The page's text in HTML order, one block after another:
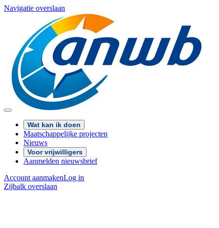
Navigatie overslaan
Wat kan ik doen
Maatschappelijke projecten
Nieuws
Voor vrijwilligers
Aanmelden nieuwsbrief
Account aanmakenLog in
Zijbalk overslaan